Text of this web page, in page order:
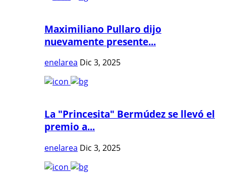
Maximiliano Pullaro dijo
nuevamente presente...
enelarea Dic 3, 2025
La "Princesita" Bermúdez se llevó el
premio a...
enelarea Dic 3, 2025